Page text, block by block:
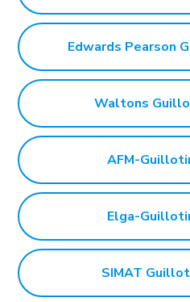
Edwards Pearson
Waltons
AFM-
Elga-
SIMAT